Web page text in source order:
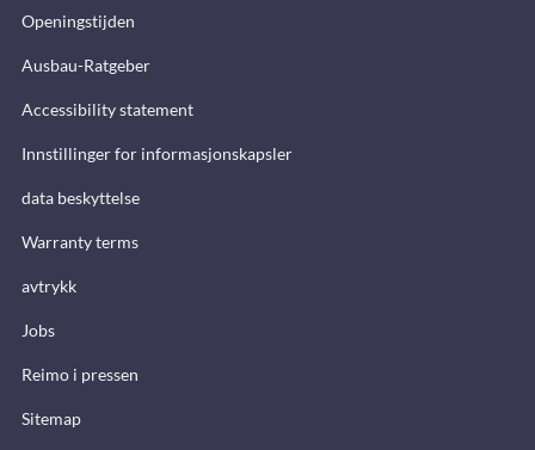
Openingstijden
Ausbau-Ratgeber
Accessibility statement
Innstillinger for informasjonskapsler
data beskyttelse
Warranty terms
avtrykk
Jobs
Reimo i pressen
Sitemap